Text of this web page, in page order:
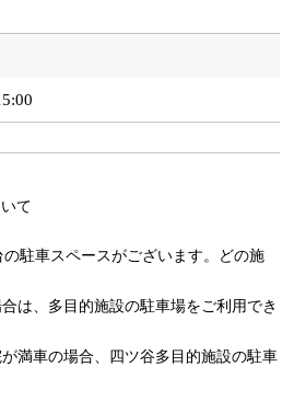
て
駐車スペースがございます。どの施
は、多目的施設の駐車場をご利用でき
満車の場合、四ツ谷多目的施設の駐車